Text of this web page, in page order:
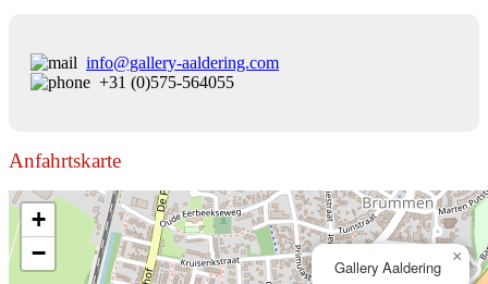
info@gallery-aaldering.com
+31 (0)575-564055
Anfahrtskarte
Gallery Aaldering
×
+
−